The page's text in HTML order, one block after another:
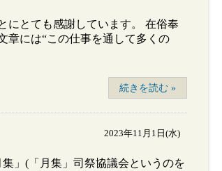
にとても感謝しています。 在俗奉
章には“この仕事を通して多くの
続きを読む »
2023年11月1日(水)
」(「月集」司祭協議会というのを